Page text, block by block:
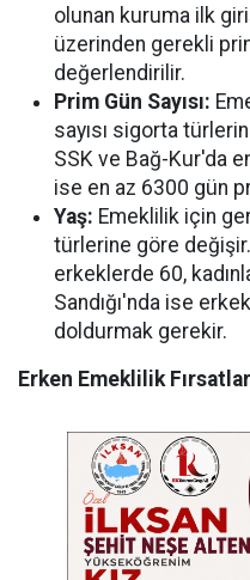
olunan kuruma ilk
üzerinden gerekli
değerlendirilir.
Prim Gün Sayısı:
sayısı sigorta
SSK ve Bağ-Kur'da
ise en az 6300 gün
Yaş: Emeklilik için
türlerine göre
erkeklerde 60,
Sandığı'nda ise
doldurmak gerekir.
Erken Emeklilik